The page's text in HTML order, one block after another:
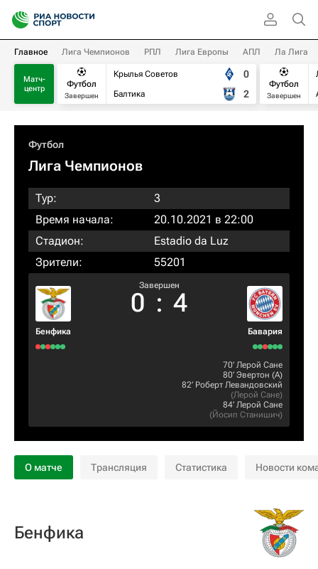
Главное Лига Чемпионов РПЛ Лига Европы АПЛ Ла Лига
Матч-
центр
Футбол
Завершен
Крылья Советов
Балтика
0
2
Футбол
Завершен
Футбол
Лига Чемпионов
Тур:
3
Время начала:
20.10.2021 в 22:00
Стадион:
Estadio da Luz
Зрители:
55201
Бенфика
Завершен
0 : 4
Бавария
70‎’‎ Лерой Сане
80‎’‎ Эвертон (А)
82‎’‎ Роберт Левандовский
(Лерой Сане)
84‎’‎ Лерой Сане
(Йосип Станишич)
О матче Трансляция Статистика Новости
Бенфика